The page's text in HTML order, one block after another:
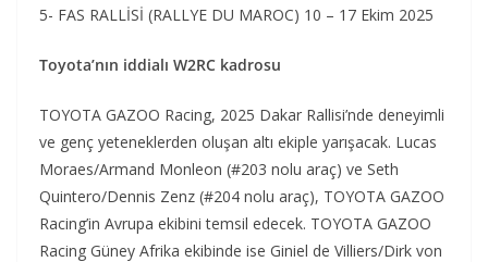
5- FAS RALLİSİ (RALLYE DU MAROC) 10 – 17 Ekim 2025
Toyota’nın iddialı W2RC kadrosu
TOYOTA GAZOO Racing, 2025 Dakar Rallisi’nde deneyimli
ve genç yeteneklerden oluşan altı ekiple yarışacak. Lucas
Moraes/Armand Monleon (#203 nolu araç) ve Seth
Quintero/Dennis Zenz (#204 nolu araç), TOYOTA GAZOO
Racing’in Avrupa ekibini temsil edecek. TOYOTA GAZOO
Racing Güney Afrika ekibinde ise Giniel de Villiers/Dirk von